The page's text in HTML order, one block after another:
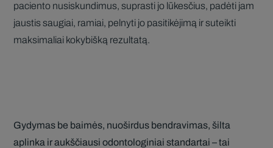
paciento nusiskundimus, suprasti jo lūkesčius, padėti jam
jaustis saugiai, ramiai, pelnyti jo pasitikėjimą ir suteikti
maksimaliai kokybišką rezultatą.
Gydymas be baimės, nuoširdus bendravimas, šilta
aplinka ir aukščiausi odontologiniai standartai – tai